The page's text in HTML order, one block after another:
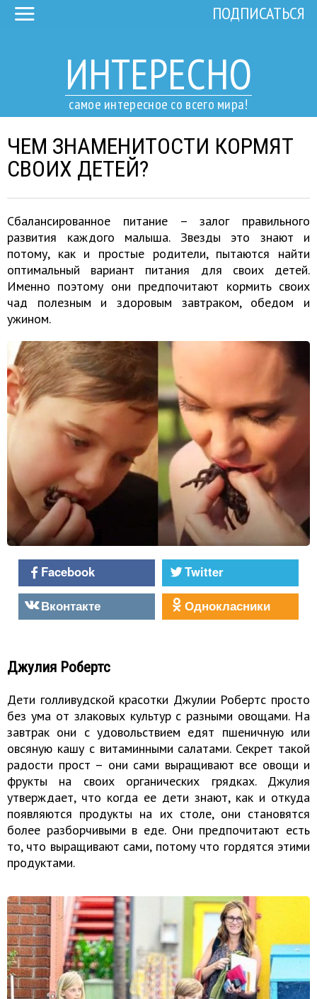
ИНТЕРЕСНО
самое интересное со всего мира!
ПОДПИСАТЬСЯ
ЧЕМ ЗНАМЕНИТОСТИ КОРМЯТ
СВОИХ ДЕТЕЙ?
Сбалансированное питание – залог правильного
развития каждого малыша. Звезды это знают и
потому, как и простые родители, пытаются найти
оптимальный вариант питания для своих детей.
Именно поэтому они предпочитают кормить своих
чад полезным и здоровым завтраком, обедом и
ужином.
Facebook
Twitter
Вконтакте
Однокласники
Джулия Робертс
Дети голливудской красотки Джулии Робертс просто
без ума от злаковых культур с разными овощами. На
завтрак они с удовольствием едят пшеничную или
овсяную кашу с витаминными салатами. Секрет такой
радости прост – они сами выращивают все овощи и
фрукты на своих органических грядках. Джулия
утверждает, что когда ее дети знают, как и откуда
появляются продукты на их столе, они становятся
более разборчивыми в еде. Они предпочитают есть
то, что выращивают сами, потому что гордятся этими
продуктами.